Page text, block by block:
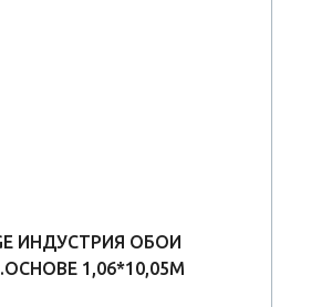
ИНДУСТРИЯ ОБОИ
1,06*10,05М